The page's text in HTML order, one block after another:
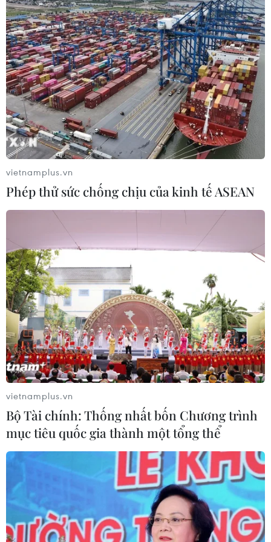
nhưng là sản phẩm giả mạo nhãn hiệu khẩu trang 3M
Company của Mỹ.
Liên tục thu giữ nhiều lô khẩu trang
không rõ nguồn gốc tại Đà Nẵng
31/07/2020 13:05
Cục Quản lý thị trường thành phố Đà Nẵng cho biết
trong những ngày qua đã liên tục phát hiện, thu giữ
nhiều lô khẩu trang không rõ nguồn gốc, xuất xứ.
vietnamplus.vn
Phép thử sức chống chịu của kinh tế ASEAN
vietnamplus.vn
Bộ Tài chính: Thống nhất bốn Chương trình
mục tiêu quốc gia thành một tổng thể